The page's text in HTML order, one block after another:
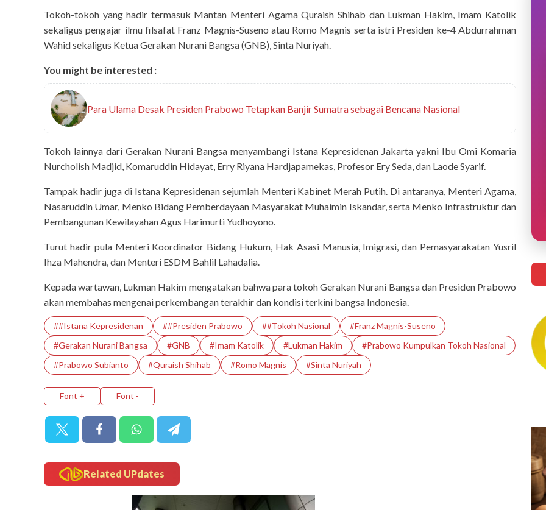
Tokoh-tokoh yang hadir termasuk Mantan Menteri Agama Quraish Shihab dan Lukman Hakim, Imam Katolik
sekaligus pengajar ilmu filsafat Franz Magnis-Suseno atau Romo Magnis serta istri Presiden ke-4 Abdurrahman
Wahid sekaligus Ketua Gerakan Nurani Bangsa (GNB), Sinta Nuriyah.
You might be interested :
Para Ulama Desak Presiden Prabowo Tetapkan Banjir Sumatra sebagai Bencana Nasional
Tokoh lainnya dari Gerakan Nurani Bangsa menyambangi Istana Kepresidenan Jakarta yakni Ibu Omi Komaria
Nurcholish Madjid, Komaruddin Hidayat, Erry Riyana Hardjapamekas, Profesor Ery Seda, dan Laode Syarif.
Tampak hadir juga di Istana Kepresidenan sejumlah Menteri Kabinet Merah Putih. Di antaranya, Menteri Agama,
Nasaruddin Umar, Menko Bidang Pemberdayaan Masyarakat Muhaimin Iskandar, serta Menko Infrastruktur dan
Pembangunan Kewilayahan Agus Harimurti Yudhoyono.
Turut hadir pula Menteri Koordinator Bidang Hukum, Hak Asasi Manusia, Imigrasi, dan Pemasyarakatan Yusril
Ihza Mahendra, dan Menteri ESDM Bahlil Lahadalia.
Kepada wartawan, Lukman Hakim mengatakan bahwa para tokoh Gerakan Nurani Bangsa dan Presiden Prabowo
akan membahas mengenai perkembangan terakhir dan kondisi terkini bangsa Indonesia.
##Istana Kepresidenan ##Presiden Prabowo ##Tokoh Nasional
#Franz Magnis-Suseno
#Gerakan Nurani Bangsa
#GNB #Imam Katolik #Lukman Hakim
#Prabowo Kumpulkan Tokoh Nasional
#prabowo Subianto
#Quraish Shihab #Romo Magnis #Sinta Nuriyah
Font + Font -
Related UPdates